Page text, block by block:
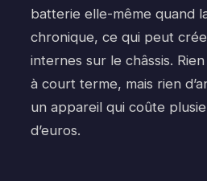
batterie elle-même quand
chronique, ce qui peut
internes sur le châssis.
à court terme, mais rien
un appareil qui coûte
d’euros.